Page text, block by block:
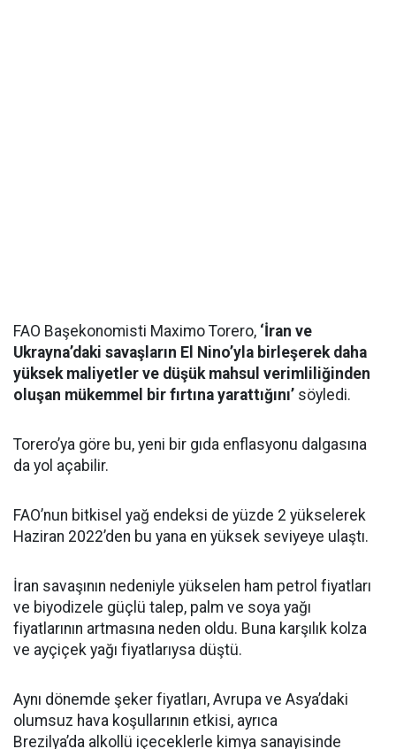
FAO Başekonomisti Maximo Torero, ‘İran ve
Ukrayna’daki savaşların El Nino’yla birleşerek daha
yüksek maliyetler ve düşük mahsul verimliliğinden
oluşan mükemmel bir fırtına yarattığını’ söyledi.
Torero’ya göre bu, yeni bir gıda enflasyonu dalgasına
da yol açabilir.
FAO’nun bitkisel yağ endeksi de yüzde 2 yükselerek
Haziran 2022’den bu yana en yüksek seviyeye ulaştı.
İran savaşının nedeniyle yükselen ham petrol fiyatları
ve biyodizele güçlü talep, palm ve soya yağı
fiyatlarının artmasına neden oldu. Buna karşılık kolza
ve ayçiçek yağı fiyatlarıysa düştü.
Aynı dönemde şeker fiyatları, Avrupa ve Asya’daki
olumsuz hava koşullarının etkisi, ayrıca
Brezilya’da alkollü içeceklerle kimya sanayisinde